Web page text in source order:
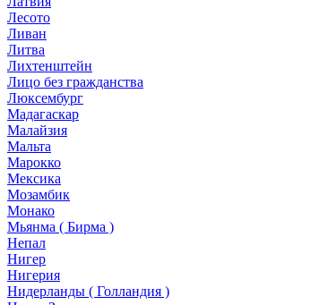
Лесото
Ливан
Литва
Лихтенштейн
Лицо без гражданства
Люксембург
Мадагаскар
Малайзия
Мальта
Марокко
Мексика
Мозамбик
Монако
Мьянма ( Бирма )
Непал
Нигер
Нигерия
Нидерланды ( Голландия )